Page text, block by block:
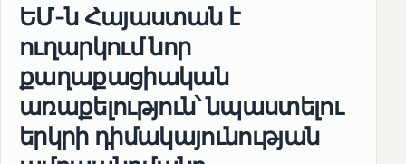
ԵՄ-ն Հայաստան է
ուղարկում նոր
քաղաքացիական
առաքելություն՝ նպաստելու
երկրի դիմակայունության